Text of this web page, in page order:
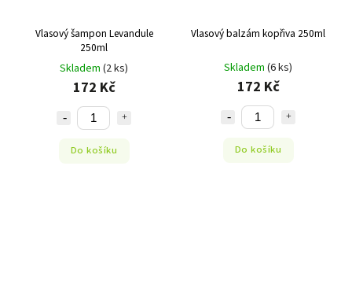
Vlasový šampon Levandule
250ml
Skladem (2 ks)
172 Kč
Do košíku
Vlasový balzám kopřiva 250ml
Skladem (6 ks)
172 Kč
Do košíku